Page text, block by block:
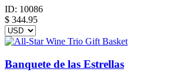
ID: 10086
$ 344.95
Banquete de las Estrellas